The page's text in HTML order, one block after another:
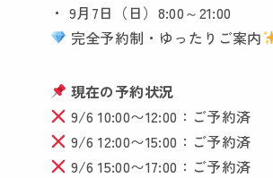
・ 9月7日（日）8:00～21:00
完全予約制・ゆったりご案内
現在の予約状況
9/6 10:00〜12:00：ご予約済
9/6 12:00〜15:00：ご予約済
9/6 15:00〜17:00：ご予約済